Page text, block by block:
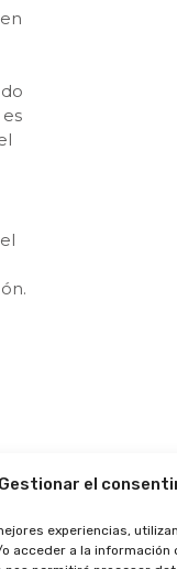
el
experiencias,
acceder a la